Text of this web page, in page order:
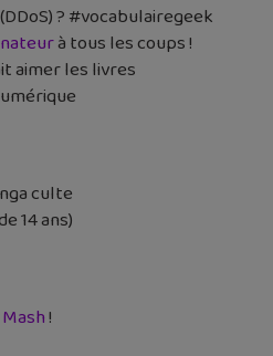
? #vocabulairegeek
à tous les coups !
aimer les livres
culte
14 ans)
!